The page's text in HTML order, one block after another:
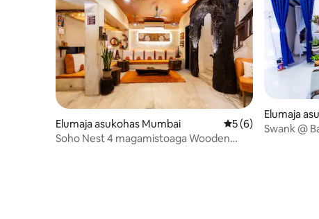
Elumaja asukohas Mumbai Keskmine hinnang
5 (6)
Soho Nest 4 magamistoaga Wooden
Elumaja
Swank @